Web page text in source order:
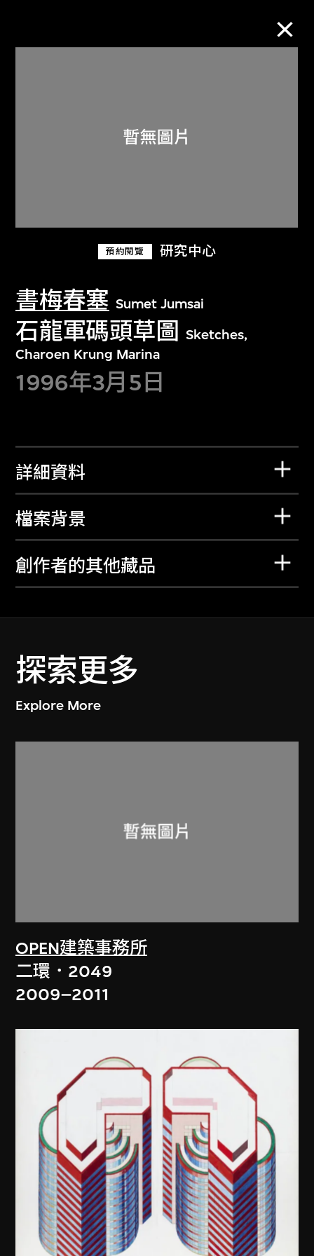
預約閱覽 研究中心
書梅春塞 Sumet Jumsai
石龍軍碼頭草圖
Sketches,
Charoen Krung Marina
1996年3月5日
詳細資料
檔案背景
創作者的其他藏品
探索更多
Explore More
OPEN建築事務所
二環．2049
2009–2011
關於M+藏品
探索世界頂級的二十及二十一世紀視覺
文化藏品。